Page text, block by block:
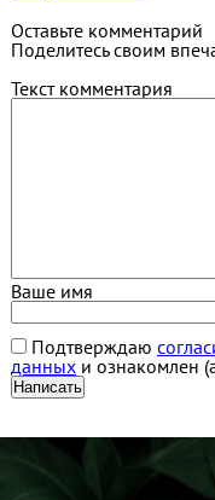
Оставьте комментарий
Поделитесь своим
Текст комментария
Ваше имя
Подтверждаю
данныхи ознакомлен